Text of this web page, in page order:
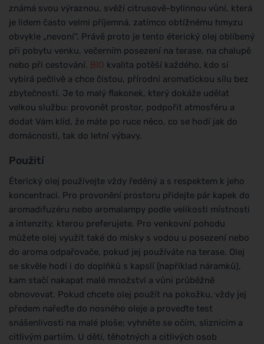
známá svou výraznou, svěží citrusově-bylinnou vůní, která
je lidem často velmi příjemná, zatímco obtížnému hmyzu
obvykle „nevoní“. Právě proto je tento éterický olej oblíbený
při pobytu venku, večerním posezení na terase, na chalupě
nebo při cestování. BIO kvalita potěší každého, kdo si
vybírá pečlivě a chce čistou, přírodní aromatickou sílu bez
zbytečností. Je to malý flakonek, který dokáže udělat
velkou službu: provonět prostor, podpořit atmosféru a
dodat Vám klid, že máte po ruce něco, co se hodí jak do
domácnosti, tak do letní výbavy.
Použití
Éterický olej používejte vždy ředěný a s respektem k jeho
koncentraci. Pro provonění prostoru přidejte pár kapek do
aromadifuzéru nebo aromalampy podle velikosti místnosti
a intenzity, kterou preferujete. Pro venkovní pohodu
můžete olej využít také do misky s vodou u posezení nebo
do aroma odpařovače, pokud jej používáte na terase. Olej
se skvěle hodí i do doplňků s kapslí (například náramků),
kam stačí nakapat malé množství a vůni průběžně
obnovovat. Pokud chcete olej použít na pokožku, vždy jej
předem nařeďte do nosného oleje a proveďte test
snášenlivosti na malé ploše; vyhněte se očím, sliznicím a
citlivým partiím. U dětí, těhotných a citlivých osob